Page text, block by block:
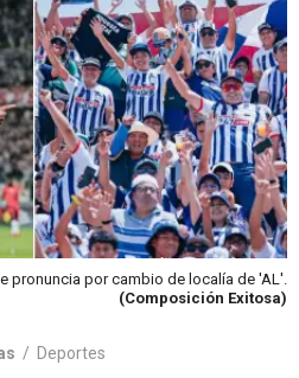
pronuncia por cambio de localía de 'AL'.
(Composición Exitosa)
/ Deportes